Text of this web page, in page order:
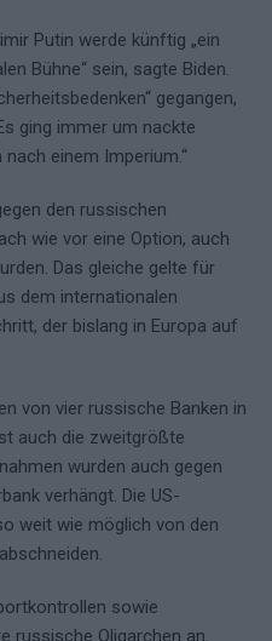
Putin werde künftig „ein
Bühne“ sein, sagte Biden.
gegangen,
ging immer um nackte
einem Imperium.“
den russischen
wie vor eine Option, auch
Das gleiche gelte für
dem internationalen
der bislang in Europa auf
von vier russische Banken in
auch die zweitgrößte
wurden auch gegen
verhängt. Die US-
weit wie möglich von den
sowie
russische Oligarchen an.